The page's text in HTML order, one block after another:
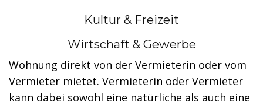
Kultur & Freizeit
Wirtschaft & Gewerbe
Es besteht ein Unterschied zwischen
Hauptmiete und Untermiete.
Hauptmieterin oder Hauptmieter ist, wer eine
Wohnung direkt von der Vermieterin oder vom
Vermieter mietet. Vermieterin oder Vermieter
kann dabei sowohl eine natürliche als auch eine